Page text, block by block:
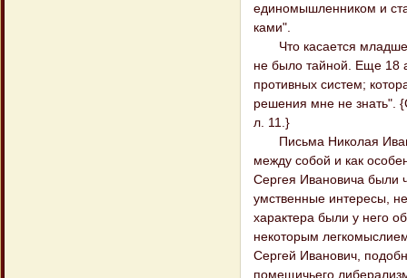
единомышленником и
ками".
Что касается
не было тайной. Еще 18
противных систем;
решения мне не знать".
л. 11.}
Письма Николая
между собой и как
Сергея Ивановича были
умственные интересы,
характера были у него
некоторым
Сергей Иванович,
помещичьего